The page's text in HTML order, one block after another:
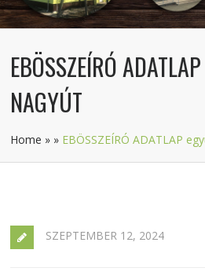
EBÖSSZEÍRÓ
NAGYÚT
Home » » EBÖSSZEÍRÓ ADATLAP
SZEPTEMBER 12, 2024